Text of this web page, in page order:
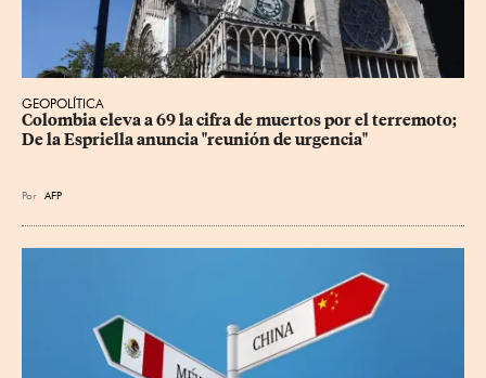
GEOPOLÍTICA
Colombia eleva a 69 la cifra de muertos por el terremoto;
De la Espriella anuncia "reunión de urgencia"
Por AFP